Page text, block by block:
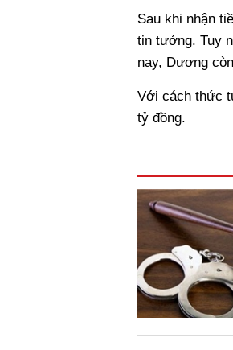
Sau khi nhận
tin tưởng. Tuy
nay, Dương
Với cách thức
tỷ đồng.